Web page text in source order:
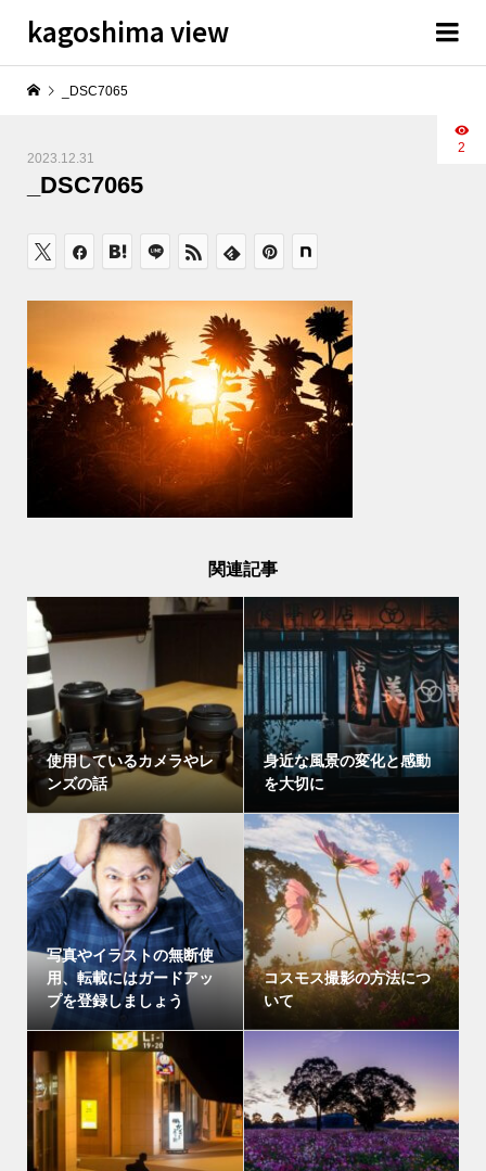
kagoshima view
2023.12.31
_DSC7065
2
_DSC7065
関連記事
使用しているカメラやレ
ンズの話
身近な風景の変化と感動
を大切に
写真やイラストの無断使
用、転載にはガードアッ
プを登録しましょう
コスモス撮影の方法につ
いて